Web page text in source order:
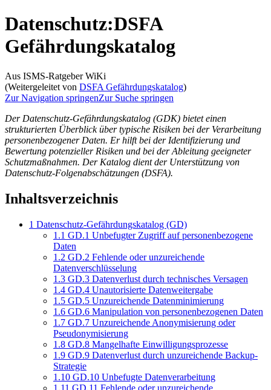
Datenschutz:DSFA
Gefährdungskatalog
Aus ISMS-Ratgeber WiKi
(Weitergeleitet von DSFA Gefährdungskatalog)
Zur Navigation springenZur Suche springen
Der Datenschutz-Gefährdungskatalog (GDK) bietet einen
strukturierten Überblick über typische Risiken bei der Verarbeitung
personenbezogener Daten. Er hilft bei der Identifizierung und
Bewertung potenzieller Risiken und bei der Ableitung geeigneter
Schutzmaßnahmen. Der Katalog dient der Unterstützung von
Datenschutz-Folgenabschätzungen (DSFA).
Inhaltsverzeichnis
1 Datenschutz-Gefährdungskatalog (GD)
1.1 GD.1 Unbefugter Zugriff auf personenbezogene
Daten
1.2 GD.2 Fehlende oder unzureichende
Datenverschlüsselung
1.3 GD.3 Datenverlust durch technisches Versagen
1.4 GD.4 Unautorisierte Datenweitergabe
1.5 GD.5 Unzureichende Datenminimierung
1.6 GD.6 Manipulation von personenbezogenen Daten
1.7 GD.7 Unzureichende Anonymisierung oder
Pseudonymisierung
1.8 GD.8 Mangelhafte Einwilligungsprozesse
1.9 GD.9 Datenverlust durch unzureichende Backup-
Strategie
1.10 GD.10 Unbefugte Datenverarbeitung
1.11 GD.11 Fehlende oder unzureichende